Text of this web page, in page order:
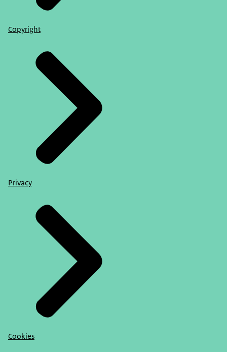
Copyright
Privacy
Cookies